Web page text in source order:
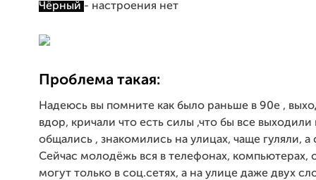
Чёрный - настроения нет
Проблема такая:
Надеюсь вы помните как было раньше в 90е ,
вдор, кричали что есть силы ,что бы все выходили
общались , знакомились на улицах, чаще гуляли, а
Сейчас молодёжь вся в телефонах, компьютерах,
могут только в соц.сетях, а на улице даже двух